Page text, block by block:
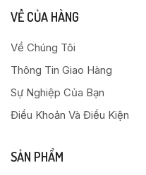
VỀ CỦA HÀNG
Về Chúng Tôi
Thông Tin Giao Hàng
Sự Nghiệp Của Bạn
Điều Khoản Và Điều Kiện
SẢN PHẨM